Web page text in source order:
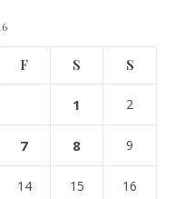
F S S
1 2
7 8 9
14 15 16